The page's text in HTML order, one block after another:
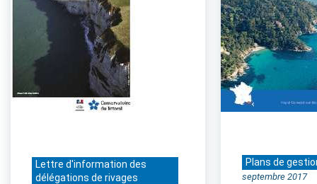
Lettre d'information des
délégations de rivages
Plans de
septembre 2017